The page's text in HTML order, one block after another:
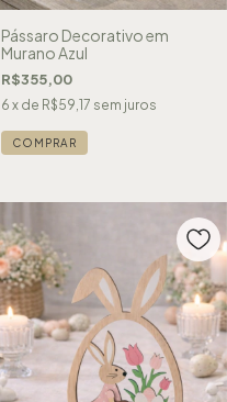
Pássaro Decorativo em
Murano Azul
R$355,00
6 x de R$59,17 sem juros